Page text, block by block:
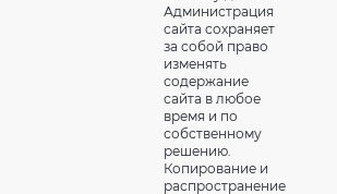
Администрация
сайта сохраняет
за собой право
изменять
содержание
сайта в любое
время и по
собственному
решению.
Копирование и
распространение